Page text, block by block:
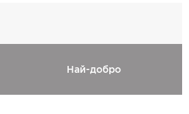
Най-добро